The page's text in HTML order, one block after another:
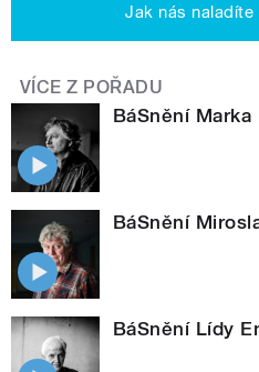
Jak nás naladíte
VÍCE Z POŘADU
BáSnění Marka
BáSnění
BáSnění Lídy